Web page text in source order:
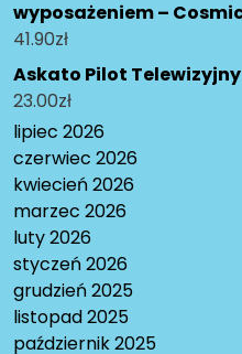
wyposażeniem –
41.90zł
Askato Pilot
23.00zł
lipiec 2026
czerwiec 2026
kwiecień 2026
marzec 2026
luty 2026
styczeń 2026
grudzień 2025
listopad 2025
październik 2025